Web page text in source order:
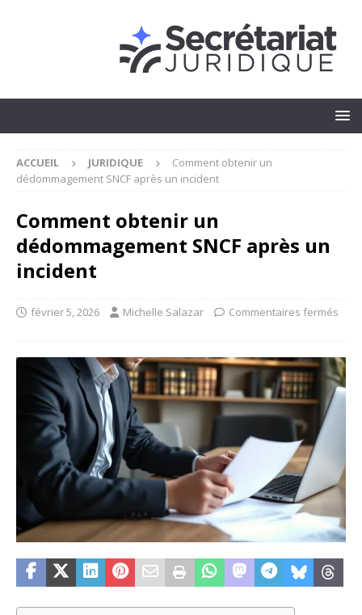
ACCUEIL JURIDIQUE
Comment obtenir un
dédommagement SNCF après un incident
Comment obtenir un
dédommagement SNCF après un
incident
février 5, 2026 Michelle Salazar Commentaires fermés